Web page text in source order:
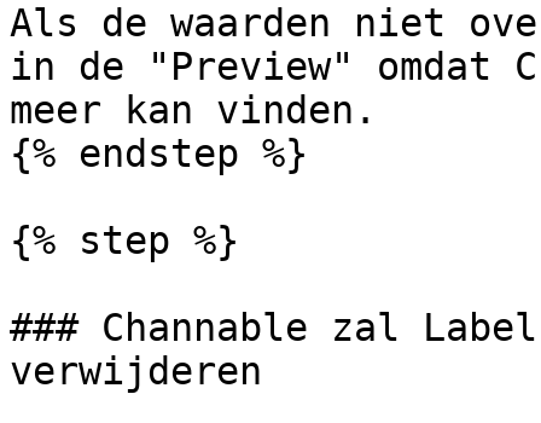
Als de waarden niet
in de "Preview" omdat
meer kan vinden.
{% endstep %}
{% step %}
### Channable zal
verwijderen